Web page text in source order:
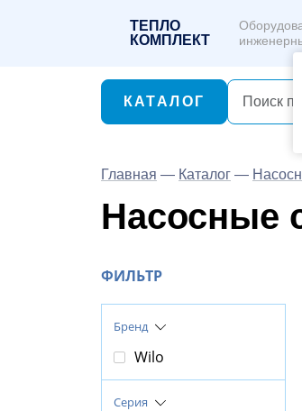
ТЕПЛО
КОМПЛЕКТ
КАТАЛОГ
Главная — Каталог —
Насосные
ФИЛЬТР
Бренд
Wilo
Серия